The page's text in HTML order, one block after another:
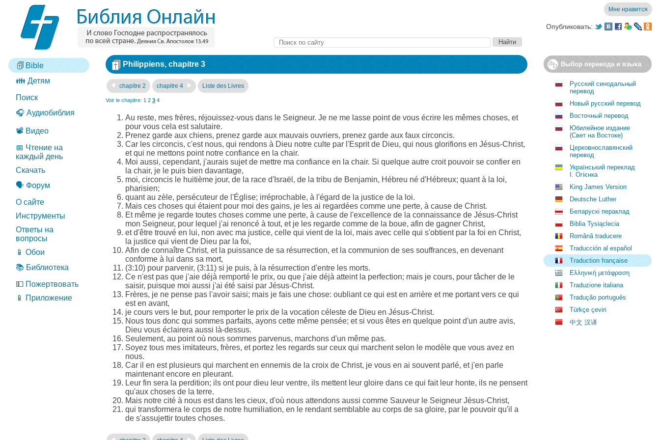
Мне нравится
Опубликовать:
Bible
👪 Детям
Поиск
🎧 Аудиобиблия
📽️ Видео
📅 Чтение на
каждый день
Скачать
🗣️ Форум
О сайте
Инструменты
Ответы на
вопросы
📱 Обои
📚 Библиотека
💵 Пожертвовать
📱 Приложение
Philippiens, chapitre 3
chapitre 2 chapitre 4 Liste des Livres
Voir le chapitre: 1 2 3 4
Au reste, mes frères, réjouissez-vous dans le Seigneur. Je ne me lasse point de vous écrire les mêmes choses, et
pour vous cela est salutaire.
Prenez garde aux chiens, prenez garde aux mauvais ouvriers, prenez garde aux faux circoncis.
Car les circoncis, c'est nous, qui rendons à Dieu notre culte par l'Esprit de Dieu, qui nous glorifions en Jésus-Christ,
et qui ne mettons point notre confiance en la chair.
Moi aussi, cependant, j'aurais sujet de mettre ma confiance en la chair. Si quelque autre croit pouvoir se confier en
la chair, je le puis bien davantage,
moi, circoncis le huitième jour, de la race d'Israël, de la tribu de Benjamin, Hébreu né d'Hébreux; quant à la loi,
pharisien;
quant au zèle, persécuteur de l'Église; irréprochable, à l'égard de la justice de la loi.
Mais ces choses qui étaient pour moi des gains, je les ai regardées comme une perte, à cause de Christ.
Et même je regarde toutes choses comme une perte, à cause de l'excellence de la connaissance de Jésus-Christ
mon Seigneur, pour lequel j'ai renoncé à tout, et je les regarde comme de la boue, afin de gagner Christ,
et d'être trouvé en lui, non avec ma justice, celle qui vient de la loi, mais avec celle qui s'obtient par la foi en Christ,
la justice qui vient de Dieu par la foi,
Afin de connaître Christ, et la puissance de sa résurrection, et la communion de ses souffrances, en devenant
conforme à lui dans sa mort,
(3:10) pour parvenir, (3:11) si je puis, à la résurrection d'entre les morts.
Ce n'est pas que j'aie déjà remporté le prix, ou que j'aie déjà atteint la perfection; mais je cours, pour tâcher de le
saisir, puisque moi aussi j'ai été saisi par Jésus-Christ.
Frères, je ne pense pas l'avoir saisi; mais je fais une chose: oubliant ce qui est en arrière et me portant vers ce qui
est en avant,
je cours vers le but, pour remporter le prix de la vocation céleste de Dieu en Jésus-Christ.
Nous tous donc qui sommes parfaits, ayons cette même pensée; et si vous êtes en quelque point d'un autre avis,
Dieu vous éclairera aussi là-dessus.
Seulement, au point où nous sommes parvenus, marchons d'un même pas.
Soyez tous mes imitateurs, frères, et portez les regards sur ceux qui marchent selon le modèle que vous avez en
nous.
Car il en est plusieurs qui marchent en ennemis de la croix de Christ, je vous en ai souvent parlé, et j'en parle
maintenant encore en pleurant.
Leur fin sera la perdition; ils ont pour dieu leur ventre, ils mettent leur gloire dans ce qui fait leur honte, ils ne pensent
qu'aux choses de la terre.
Mais notre cité à nous est dans les cieux, d'où nous attendons aussi comme Sauveur le Seigneur Jésus-Christ,
qui transformera le corps de notre humiliation, en le rendant semblable au corps de sa gloire, par le pouvoir qu'il a
de s'assujettir toutes choses.
Выбор перевода и языка
Русский синодальный
перевод
Новый русский перевод
Восточный перевод
Юбилейное издание
(Свет на Востоке)
Церковнославянский
перевод
Український переклад
І. Огієнка
King James Version
Deutsche Luther
Беларускі пераклад
Biblia Tysiąclecia
Română traducere
Traducción al español
Traduction française
Ελληνική μετάφραση
Traduzione italiana
Tradução português
Türkçe çeviri
中文 汉译